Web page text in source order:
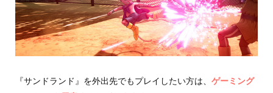
『サンドランド』を外出先でもプレイしたい方は、 ゲーミング